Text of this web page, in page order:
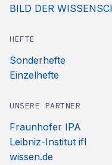
BILD DER
HEFTE
Sonderhefte
Einzelhefte
UNSERE PARTNER
Fraunhofer IPA
Leibniz-Institut ifl
wissen.de